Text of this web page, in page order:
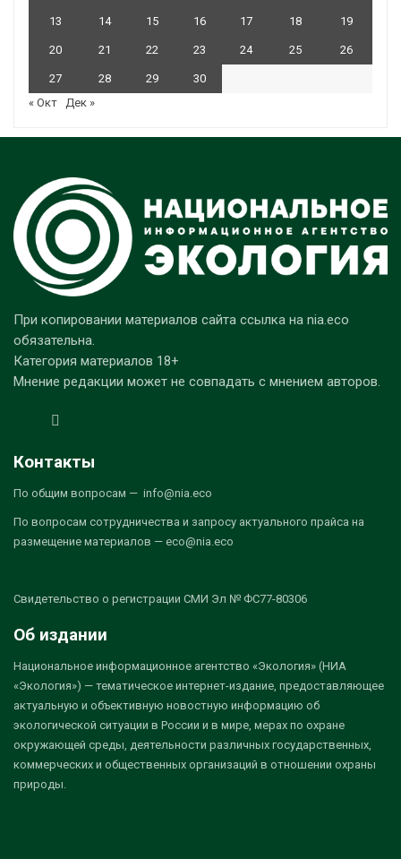
13 14 15 16 17 18 19
20 21 22 23 24 25 26
27 28 29
30
« Окт
Дек »
При копировании материалов сайта ссылка на nia.eco
обязательна.
Категория материалов 18+
Мнение редакции может не совпадать с мнением авторов.
Контакты
По общим вопросам — info@nia.eco
По вопросам сотрудничества и запросу актуального прайса на
размещение материалов — eco@nia.eco
Свидетельство о регистрации СМИ Эл № ФС77-80306
Об издании
Национальное информационное агентство «Экология» (НИА
«Экология») — тематическое интернет-издание, предоставляющее
актуальную и объективную новостную информацию об
экологической ситуации в России и в мире, мерах по охране
окружающей среды, деятельности различных государственных,
коммерческих и общественных организаций в отношении охраны
природы.